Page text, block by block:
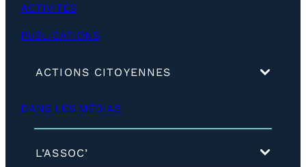
ACTIVITÉS
PUBLICATIONS
ACTIONS CITOYENNES
DANS LES MÉDIAS
L’ASSOC’